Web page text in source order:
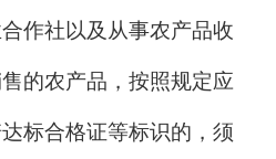
作社以及从事农产品收
的农产品，按照规定应
标合格证等标识的，须